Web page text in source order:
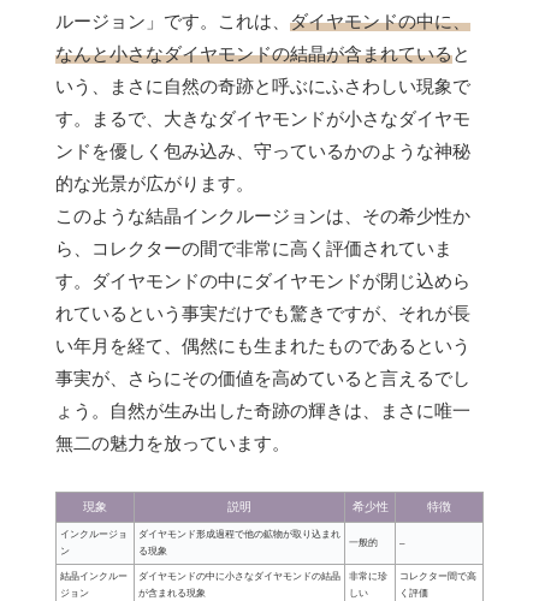
ルージョン」です。これは、 ダイヤモンドの中に、
なんと小さなダイヤモンドの結晶が含まれていると
いう、まさに自然の奇跡と呼ぶにふさわしい現象で
す。まるで、大きなダイヤモンドが小さなダイヤモ
ンドを優しく包み込み、守っているかのような神秘
的な光景が広がります。
このような結晶インクルージョンは、その希少性か
ら、コレクターの間で非常に高く評価されていま
す。ダイヤモンドの中にダイヤモンドが閉じ込めら
れているという事実だけでも驚きですが、それが長
い年月を経て、偶然にも生まれたものであるという
事実が、さらにその価値を高めていると言えるでし
ょう。自然が生み出した奇跡の輝きは、まさに唯一
無二の魅力を放っています。
現象 説明 希少性 特徴
インクルージョ
ン
ダイヤモンド形成過程で他の鉱物が取り込まれ
る現象
一般的 –
結晶インクルー
ジョン
ダイヤモンドの中に小さなダイヤモンドの結晶
が含まれる現象
非常に珍
しい
コレクター間で高
く評価